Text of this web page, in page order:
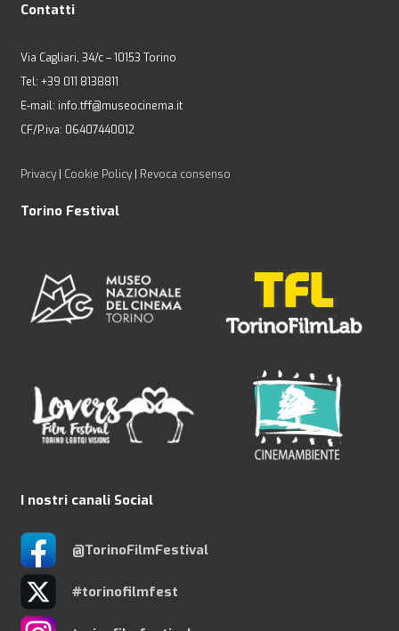
Contatti
Via Cagliari, 34/c – 10153 Torino
Tel: +39 011 8138811
E-mail: info.tff@museocinema.it
CF/P.iva: 06407440012
Privacy| Cookie Policy| Revoca consenso
Torino Festival
I nostri canali Social
@TorinoFilmFestival
#torinofilmfest